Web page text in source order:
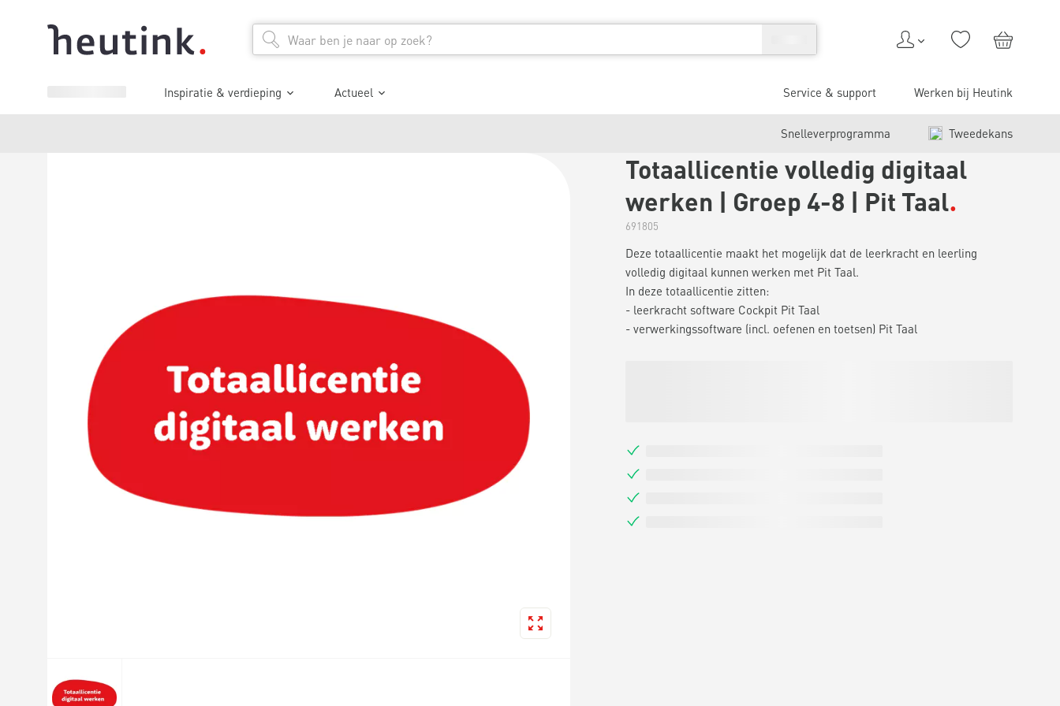
Inspiratie & verdieping Actueel Service & support Werken bij Heutink
Snelleverprogramma Tweedekans
Totaallicentie volledig digitaal
werken | Groep 4-8 | Pit Taal
691805
Deze totaallicentie maakt het mogelijk dat de leerkracht en leerling
volledig digitaal kunnen werken met Pit Taal.
In deze totaallicentie zitten:
- leerkracht software Cockpit Pit Taal
- verwerkingssoftware (incl. oefenen en toetsen) Pit Taal